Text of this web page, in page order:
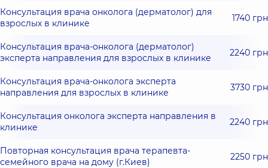
Консультация врача онколога (дерматолог) для
взрослых в клинике
1740 грн
Консультация врача-онколога (дерматолог)
эксперта направления для взрослых в клинике
2240 грн
Консультация врача-онколога эксперта
направления для взрослых в клинике
3730 грн
Консультация онколога эксперта направления в
клинике
2240 грн
Повторная консультация врача терапевта-
семейного врача на дому (г.Киев)
2250 грн